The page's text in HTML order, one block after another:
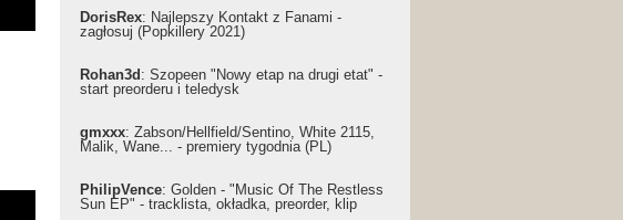
DorisRex: Najlepszy Kontakt z Fanami -
zagłosuj (Popkillery 2021)
Rohan3d : Szopeen "Nowy etap na drugi etat" -
start preorderu i teledysk
gmxxx: Żabson/Hellfield/Sentino, White 2115,
Malik, Wane... - premiery tygodnia (PL)
PhilipVence: Golden - "Music Of The Restless
Sun EP" - tracklista, okładka, preorder, klip